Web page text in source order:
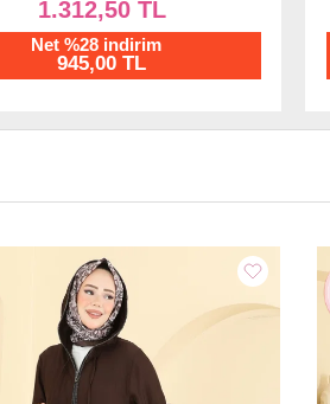
937,50 TL
Net %28 indirim
675,00 TL